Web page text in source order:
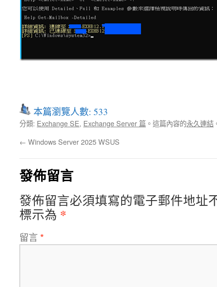
本篇瀏覽人數: 533
分類: Exchange SE, Exchange Server 篇 。這篇內容的永久連結
← Windows Server 2025 WSUS
發佈留言
發佈留言必須填寫的電子郵件地址
標示為 *
留言 *